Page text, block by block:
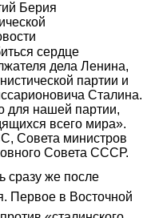
Берия
сердце
дела Ленина,
партии и
Сталина.
для нашей партии,
всего мира».
Совета министров
Совета СССР.
сразу же после
Первое в Восточной